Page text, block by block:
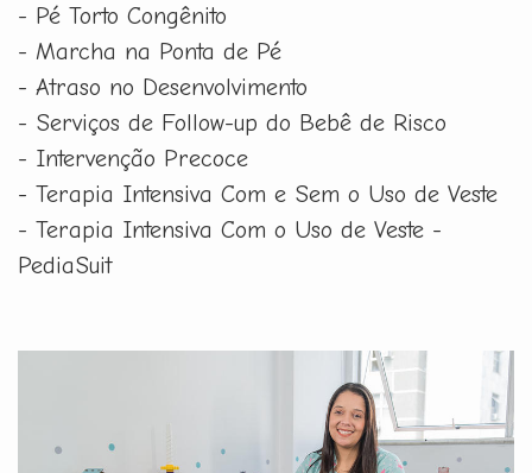
- Pé Torto Congênito
- Marcha na Ponta de Pé
- Atraso no Desenvolvimento
- Serviços de Follow-up do Bebê de Risco
- Intervenção Precoce
- Terapia Intensiva Com e Sem o Uso de Veste
- Terapia Intensiva Com o Uso de Veste -
PediaSuit